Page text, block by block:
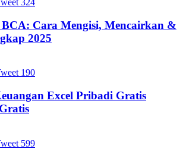
Cara Mengisi, Mencairkan &
2025
190
Excel Pribadi Gratis
599